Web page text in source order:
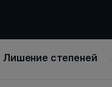
Лишение степеней